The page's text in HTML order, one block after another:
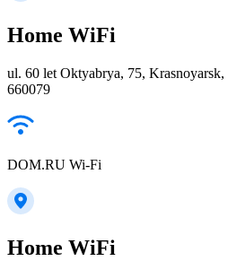
Home WiFi
ul. 60 let Oktyabrya, 75,
660079
DOM.RU Wi-Fi
Home WiFi